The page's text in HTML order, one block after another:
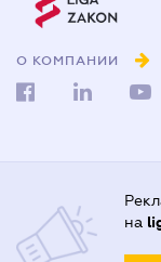
О КОМПАНИИ
на